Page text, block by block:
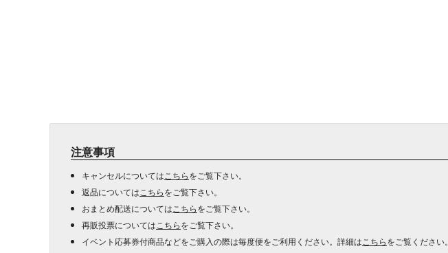
注意事項
キャンセルについては こちらをご覧下さい。
返品については こちらをご覧下さい。
おまとめ配送については こちらをご覧下さい。
再販投票については こちらをご覧下さい。
イベント応募券付商品などをご購入の際は毎度便をご利用ください。詳細は こちらをご覧ください。